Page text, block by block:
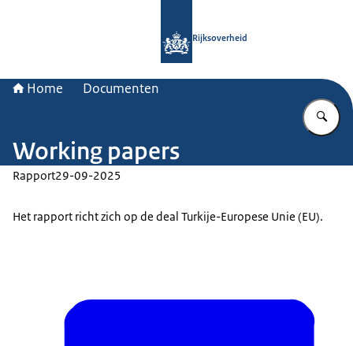
Rijksoverheid
Home Documenten
Working papers
Rapport29-09-2025
Het rapport richt zich op de deal Turkije-Europese Unie (EU).